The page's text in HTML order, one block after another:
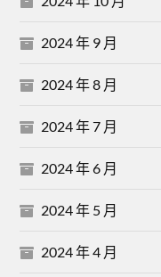
2024 年 9 月
2024 年 8 月
2024 年 7 月
2024 年 6 月
2024 年 5 月
2024 年 4 月